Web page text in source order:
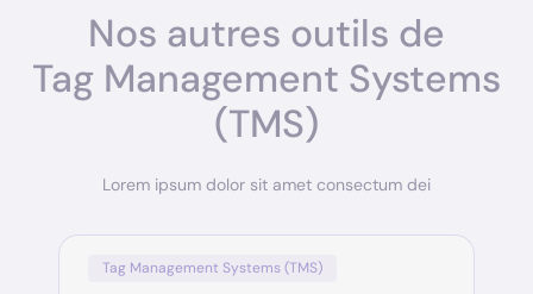
Nos autres outils de
Tag Management Systems
(TMS)
Lorem ipsum dolor sit amet consectum dei
Tag Management Systems (TMS)